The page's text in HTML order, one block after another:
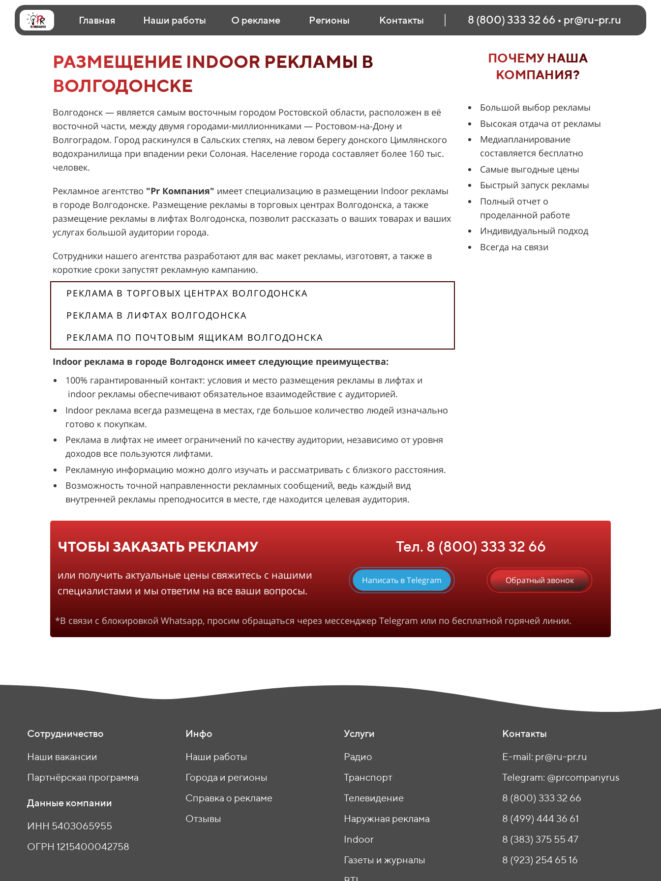
Главная Наши работы О рекламе Регионы Контакты 8 (800) 333 32 66 • pr@ru-pr.ru
РАЗМЕЩЕНИЕ INDOOR РЕКЛАМЫ В
ВОЛГОДОНСКЕ
Волгодонск — является самым восточным городом Ростовской области, расположен в её
восточной части, между двумя городами-миллионниками — Ростовом-на-Дону и
Волгоградом. Город раскинулся в Сальских степях, на левом берегу донского Цимлянского
водохранилища при впадении реки Солоная. Население города составляет более 160 тыс.
человек.
Рекламное агентство "Pr Компания" имеет специализацию в размещении Indoor рекламы
в городе Волгодонске. Размещение рекламы в торговых центрах Волгодонска, а также
размещение рекламы в лифтах Волгодонска, позволит рассказать о ваших товарах и ваших
услугах большой аудитории города.
Сотрудники нашего агентства разработают для вас макет рекламы, изготовят, а также в
короткие сроки запустят рекламную кампанию.
РЕКЛАМА В ТОРГОВЫХ ЦЕНТРАХ ВОЛГОДОНСКА
РЕКЛАМА В ЛИФТАХ ВОЛГОДОНСКА
РЕКЛАМА ПО ПОЧТОВЫМ ЯЩИКАМ ВОЛГОДОНСКА
Indoor реклама в городе Волгодонск имеет следующие преимущества:
100% гарантированный контакт: условия и место размещения рекламы в лифтах и
indoor рекламы обеспечивают обязательное взаимодействие с аудиторией.
Indoor реклама всегда размещена в местах, где большое количество людей изначально
готово к покупкам.
Реклама в лифтах не имеет ограничений по качеству аудитории, независимо от уровня
доходов все пользуются лифтами.
Рекламную информацию можно долго изучать и рассматривать с близкого расстояния.
Возможность точной направленности рекламных сообщений, ведь каждый вид
внутренней рекламы преподносится в месте, где находится целевая аудитория.
ПОЧЕМУ НАША
КОМПАНИЯ?
Большой выбор рекламы
Высокая отдача от рекламы
Медиапланирование
составляется бесплатно
Самые выгодные цены
Быстрый запуск рекламы
Полный отчет о
проделанной работе
Индивидуальный подход
Всегда на связи
ЧТОБЫ ЗАКАЗАТЬ РЕКЛАМУ
или получить актуальные цены свяжитесь с нашими
специалистами и мы ответим на все ваши вопросы.
Тел. 8 (800) 333 32 66
Написать в Telegram Обратный звонок
*В связи с блокировкой Whatsapp, просим обращаться через мессенджер Telegram или по бесплатной горячей линии.
Сотрудничество
Наши вакансии
Партнёрская программа
Данные компании
ИНН 5403065955
ОГРН 1215400042758
Инфо
Наши работы
Города и регионы
Справка о рекламе
Отзывы
Услуги
Радио
Транспорт
Телевидение
Наружная реклама
Indoor
Газеты и журналы
Контакты
E-mail: pr@ru-pr.ru
Telegram: @prcompanyrus
8 (800) 333 32 66
8 (499) 444 36 61
8 (383) 375 55 47
8 (923) 254 65 16